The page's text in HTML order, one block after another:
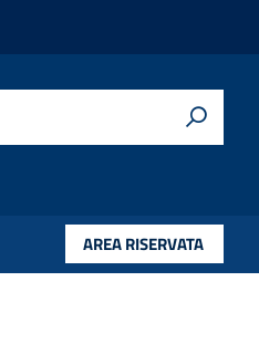
AREA RISERVATA